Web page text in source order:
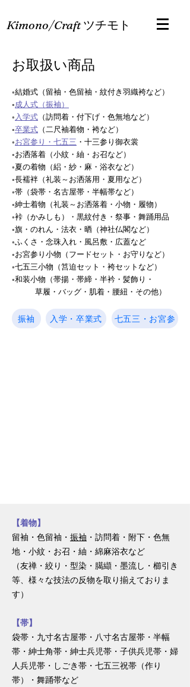
Kimono/Craftツチモト
​お取扱い商品
◦結婚式（留袖・色留袖・紋付き羽織袴など）
◦成人式（振袖）
◦ 入学式 （訪問着・付下げ・色無地など）
◦卒業式 （二尺袖着物・袴など）
◦お宮参り・七五三 ・十三参り御衣裳
◦お洒落着（小紋・紬・お召など）
◦夏の着物（絽・紗・麻・浴衣など）
◦長襦袢（礼装～お洒落用・夏用など）
◦帯（袋帯・名古屋帯・半幅帯など）
◦紳士着物（礼装～お洒落着・小物・履物）
◦裃（かみしも）・黒紋付き・祭事・舞踊用品
◦旗・のれん・法衣・晒（神社仏閣など）
◦ふくさ・念珠入れ・風呂敷・広蓋など
◦お宮参り小物（フードセット・お守りなど）
◦七五三小物（筥迫セット・袴セットなど）
◦和装小物（帯揚・帯締・半衿・髪飾り・
草履・バッグ・肌着・腰紐・その他）
振袖 入学・卒業式 七五三・お宮参
【着物】
留袖・色留袖・ 振袖 ・訪問着・附下・色無
地・小紋・お召・紬・綿麻浴衣など
（友禅・絞り・型染・臈纈・墨流し・櫛引き
等、様々な技法の反物を取り揃えておりま
す）
【帯】
袋帯・九寸名古屋帯・八寸名古屋帯・半幅
帯・紳士角帯・紳士兵児帯・子供兵児帯・婦
人兵児帯・しごき帯・七五三祝帯（作り
帯）・舞踊帯など